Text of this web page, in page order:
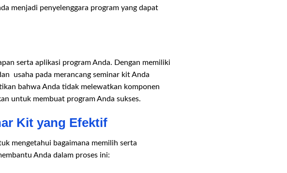
menjadi penyelenggara program yang dapat
serta aplikasi program Anda. Dengan memiliki
usaha pada merancang seminar kit Anda
bahwa Anda tidak melewatkan komponen
untuk membuat program Anda sukses.
Kit yang Efektif
mengetahui bagaimana memilih serta
Anda dalam proses ini: